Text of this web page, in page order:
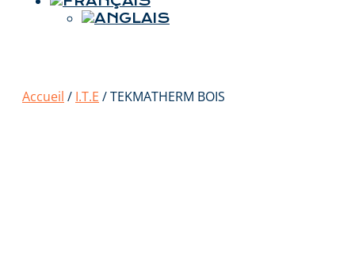
Accueil / I.T.E / TEKMATHERM BOIS